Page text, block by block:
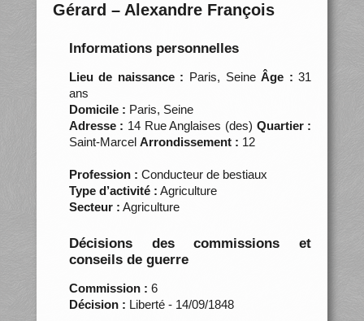
Gérard – Alexandre François
Informations personnelles
Lieu de naissance : Paris, SeineÂge : 31
ans
Domicile : Paris, Seine
Adresse : 14 Rue Anglaises (des) Quartier :
Saint-Marcel Arrondissement : 12
Profession : Conducteur de bestiaux
Type d’activité : Agriculture
Secteur : Agriculture
Décisions des commissions et
conseils de guerre
Commission : 6
Décision : Liberté - 14/09/1848